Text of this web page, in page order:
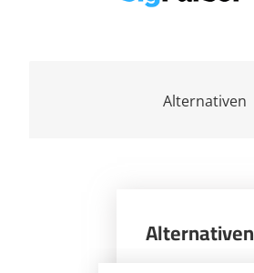
Alternativen
Alternativen